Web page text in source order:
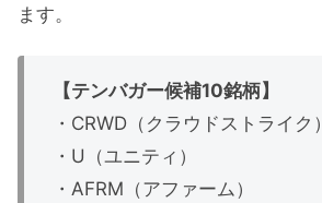
ます。
【テンバガー候補10銘柄】
・CRWD（クラウドストライク）
・U（ユニティ）
・AFRM（アファーム）